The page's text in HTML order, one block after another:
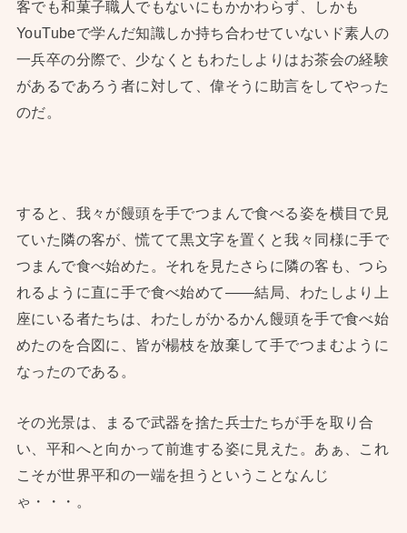
客でも和菓子職人でもないにもかかわらず、しかも
YouTubeで学んだ知識しか持ち合わせていないド素人の
一兵卒の分際で、少なくともわたしよりはお茶会の経験
があるであろう者に対して、偉そうに助言をしてやった
のだ。
すると、我々が饅頭を手でつまんで食べる姿を横目で見
ていた隣の客が、慌てて黒文字を置くと我々同様に手で
つまんで食べ始めた。それを見たさらに隣の客も、つら
れるように直に手で食べ始めて——結局、わたしより上
座にいる者たちは、わたしがかるかん饅頭を手で食べ始
めたのを合図に、皆が楊枝を放棄して手でつまむように
なったのである。
その光景は、まるで武器を捨た兵士たちが手を取り合
い、平和へと向かって前進する姿に見えた。あぁ、これ
こそが世界平和の一端を担うということなんじ
ゃ・・・。